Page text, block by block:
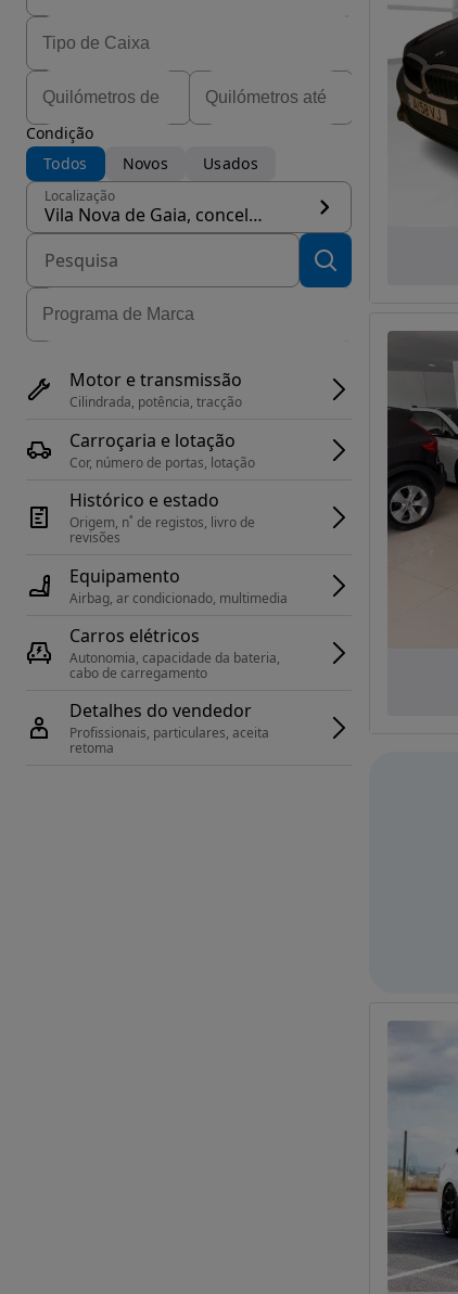
Condição
Todos
Novos Usados
Localização
Vila Nova de Gaia, concelho Vila Nova de Gaia
Motor e transmissão
Cilindrada, potência, tracção
Carroçaria e lotação
Cor, número de portas, lotação
Histórico e estado
Origem, n˚ de registos, livro de
revisões
Equipamento
Airbag, ar condicionado, multimedia
Carros elétricos
Autonomia, capacidade da bateria,
cabo de carregamento
Detalhes do vendedor
Profissionais, particulares, aceita
retoma